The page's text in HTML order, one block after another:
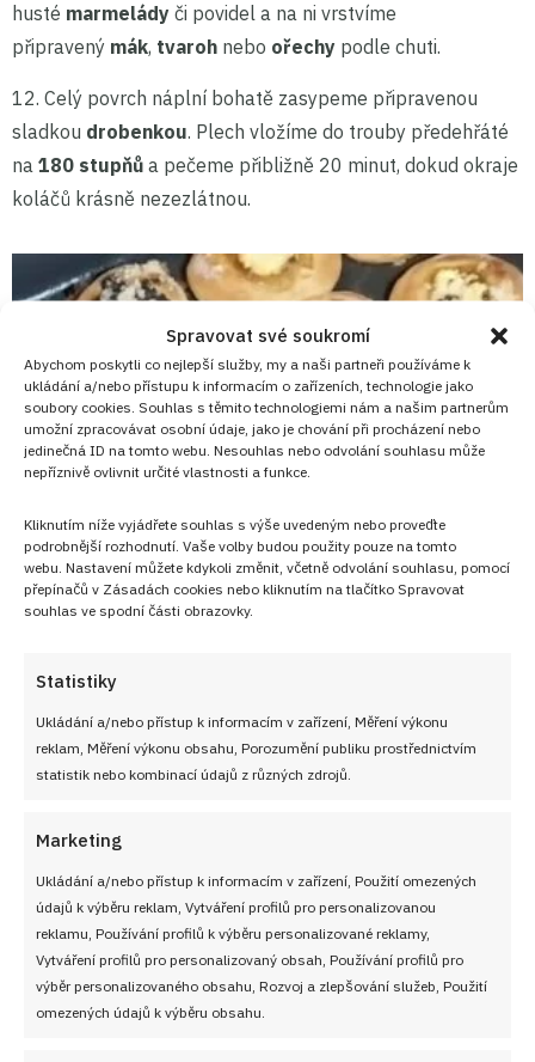
Spravovat své soukromí
Abychom poskytli co nejlepší služby, my a naši partneři používáme k
ukládání a/nebo přístupu k informacím o zařízeních, technologie jako
soubory cookies. Souhlas s těmito technologiemi nám a našim partnerům
umožní zpracovávat osobní údaje, jako je chování při procházení nebo
jedinečná ID na tomto webu. Nesouhlas nebo odvolání souhlasu může
nepříznivě ovlivnit určité vlastnosti a funkce.
Kliknutím níže vyjádřete souhlas s výše uvedeným nebo proveďte
podrobnější rozhodnutí. Vaše volby budou použity pouze na tomto
webu. Nastavení můžete kdykoli změnit, včetně odvolání souhlasu, pomocí
přepínačů v Zásadách cookies nebo kliknutím na tlačítko Spravovat
souhlas ve spodní části obrazovky.
Statistiky
Ukládání a/nebo přístup k informacím v zařízení, Měření výkonu
reklam, Měření výkonu obsahu, Porozumění publiku prostřednictvím
statistik nebo kombinací údajů z různých zdrojů.
Marketing
Ukládání a/nebo přístup k informacím v zařízení, Použití omezených
údajů k výběru reklam, Vytváření profilů pro personalizovanou
reklamu, Používání profilů k výběru personalizované reklamy,
Vytváření profilů pro personalizovaný obsah, Používání profilů pro
výběr personalizovaného obsahu, Rozvoj a zlepšování služeb, Použití
omezených údajů k výběru obsahu.
husté marmelády či povidel a na ni vrstvíme
připravený mák, tvaroh nebo ořechy podle chuti.
12. Celý povrch náplní bohatě zasypeme připravenou
sladkou drobenkou. Plech vložíme do trouby předehřáté
na 180 stupňů a pečeme přibližně 20 minut, dokud okraje
koláčů krásně nezezlátnou.
Tipy redakce:
Sádlo v kynutém těstě
zkušených hospodyněk, protože zajistí, že koláčky
zůstanou neuvěřitelně vláčné, měkké a čerstvé i
druhý a třetí den po upečení.
Kombinování náplní na jednom koláči vypadá na
talíři naprosto fantasticky – můžete zkusit udělat